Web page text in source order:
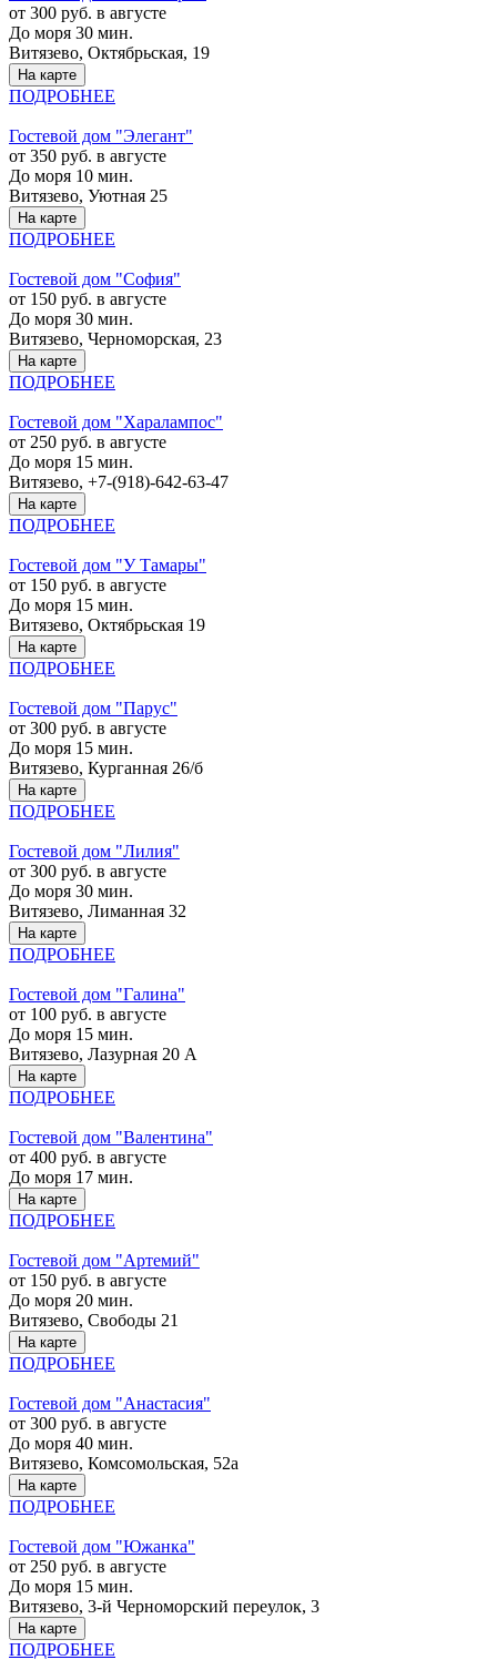
от 300 руб. в августе
До моря 30 мин.
Витязево, Октябрьская, 19
На карте
ПОДРОБНЕЕ
Гостевой дом "Элегант"
от 350 руб. в августе
До моря 10 мин.
Витязево, Уютная 25
На карте
ПОДРОБНЕЕ
Гостевой дом "София"
от 150 руб. в августе
До моря 30 мин.
Витязево, Черноморская, 23
На карте
ПОДРОБНЕЕ
Гостевой дом "Харалампос"
от 250 руб. в августе
До моря 15 мин.
Витязево, +7-(918)-642-63-47
На карте
ПОДРОБНЕЕ
Гостевой дом "У Тамары"
от 150 руб. в августе
До моря 15 мин.
Витязево, Октябрьская 19
На карте
ПОДРОБНЕЕ
Гостевой дом "Парус"
от 300 руб. в августе
До моря 15 мин.
Витязево, Курганная 26/б
На карте
ПОДРОБНЕЕ
Гостевой дом "Лилия"
от 300 руб. в августе
До моря 30 мин.
Витязево, Лиманная 32
На карте
ПОДРОБНЕЕ
Гостевой дом "Галина"
от 100 руб. в августе
До моря 15 мин.
Витязево, Лазурная 20 А
На карте
ПОДРОБНЕЕ
Гостевой дом "Валентина"
от 400 руб. в августе
До моря 17 мин.
На карте
ПОДРОБНЕЕ
Гостевой дом "Артемий"
от 150 руб. в августе
До моря 20 мин.
Витязево, Свободы 21
На карте
ПОДРОБНЕЕ
Гостевой дом "Анастасия"
от 300 руб. в августе
До моря 40 мин.
Витязево, Комсомольская, 52а
На карте
ПОДРОБНЕЕ
Гостевой дом "Южанка"
от 250 руб. в августе
До моря 15 мин.
Витязево, 3-й Черноморский переулок, 3
На карте
ПОДРОБНЕЕ